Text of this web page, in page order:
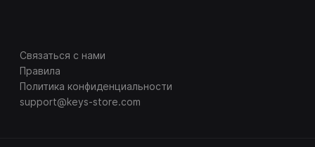
Связаться с нами
Правила
Политика конфиденциальности
support@keys-store.com